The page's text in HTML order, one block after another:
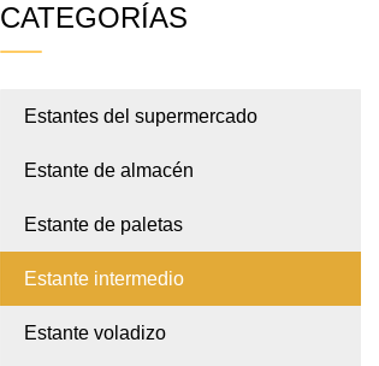
CATEGORÍAS
Estantes del supermercado
Estante de almacén
Estante de paletas
Estante intermedio
Estante voladizo